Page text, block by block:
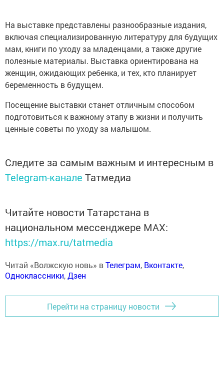
На выставке представлены разнообразные издания,
включая специализированную литературу для будущих
мам, книги по уходу за младенцами, а также другие
полезные материалы. Выставка ориентирована на
женщин, ожидающих ребенка, и тех, кто планирует
беременность в будущем.
Посещение выставки станет отличным способом
подготовиться к важному этапу в жизни и получить
ценные советы по уходу за малышом.
Следите за самым важным и интересным в
Telegram-канале Татмедиа
Читайте новости Татарстана в
национальном мессенджере MАХ:
https://max.ru/tatmedia
Читай «Волжскую новь» вТелеграм, Вконтакте,
Одноклассники,Дзен
Перейти на страницу новости